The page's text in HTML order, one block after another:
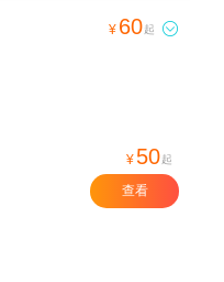
¥ 60起 
¥ 50起
查看